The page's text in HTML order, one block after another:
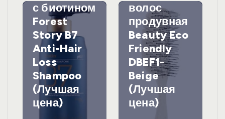
с биотином
Forest
Story B7
Anti-Hair
Loss
Shampoo
(Лучшая
цена)
волос
продувная
Beauty Eco
Friendly
DBEF1-
Beige
(Лучшая
цена)